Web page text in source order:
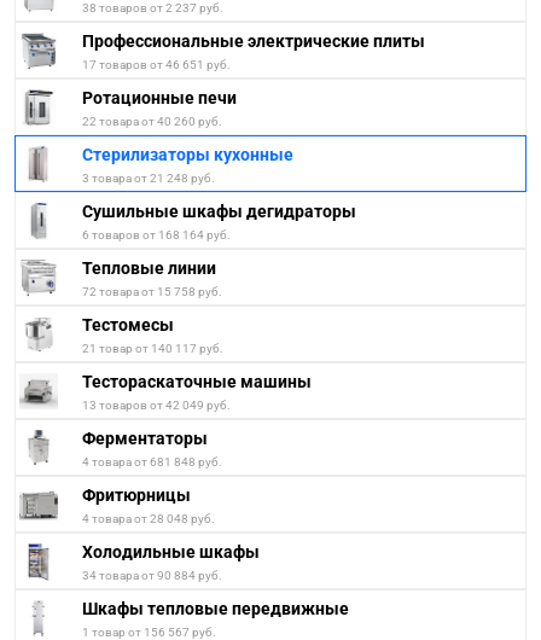
38 товаров от 2 237 руб.
Профессиональные электрические плиты
17 товаров от 46 651 руб.
Ротационные печи
22 товара от 40 260 руб.
Стерилизаторы кухонные
3 товара от 21 248 руб.
Сушильные шкафы дегидраторы
6 товаров от 168 164 руб.
Тепловые линии
72 товара от 15 758 руб.
Тестомесы
21 товар от 140 117 руб.
Тестораскаточные машины
13 товаров от 42 049 руб.
Ферментаторы
4 товара от 681 848 руб.
Фритюрницы
4 товара от 28 048 руб.
Холодильные шкафы
34 товара от 90 884 руб.
Шкафы тепловые передвижные
1 товар от 156 567 руб.